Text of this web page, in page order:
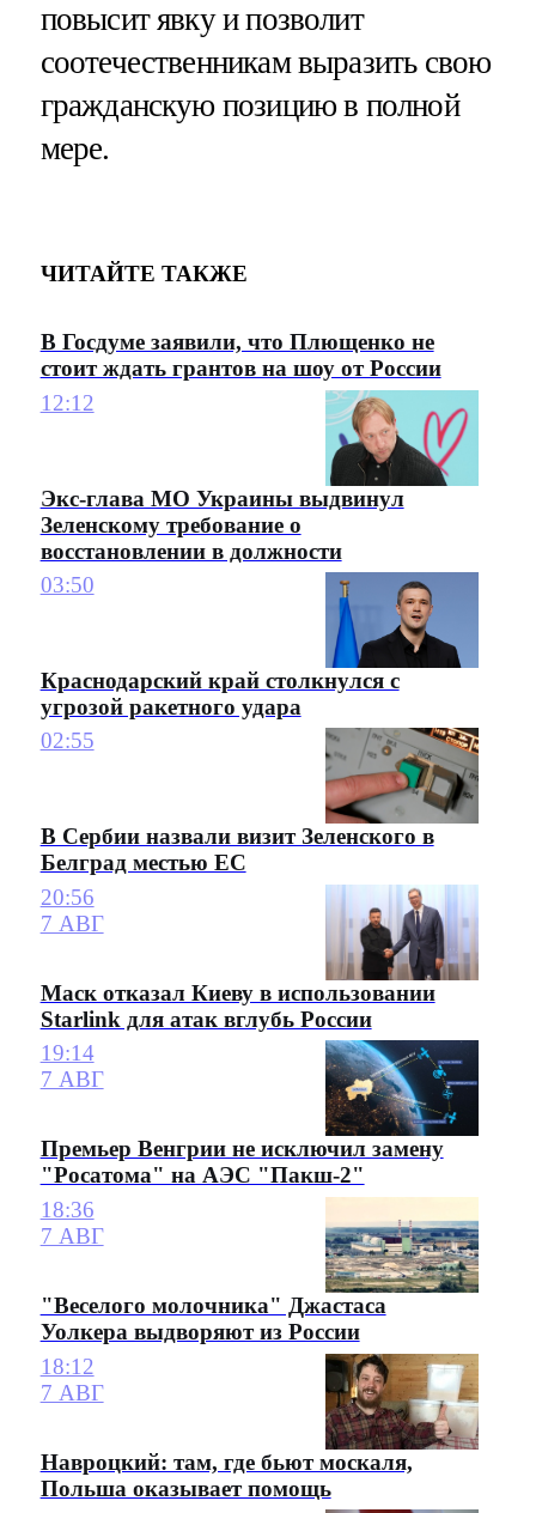
повысит явку и позволит
соотечественникам выразить свою
гражданскую позицию в полной
мере.
ЧИТАЙТЕ ТАКЖЕ
В Госдуме заявили, что Плющенко не
стоит ждать грантов на шоу от России
12:12
Экс-глава МО Украины выдвинул
Зеленскому требование о
восстановлении в должности
03:50
Краснодарский край столкнулся с
угрозой ракетного удара
02:55
В Сербии назвали визит Зеленского в
Белград местью ЕС
20:56
7 АВГ
Маск отказал Киеву в использовании
Starlink для атак вглубь России
19:14
7 АВГ
Премьер Венгрии не исключил замену
"Росатома" на АЭС "Пакш-2"
18:36
7 АВГ
"Веселого молочника" Джастаса
Уолкера выдворяют из России
18:12
7 АВГ
Навроцкий: там, где бьют москаля,
Польша оказывает помощь